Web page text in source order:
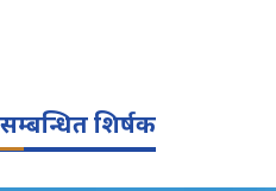
सम्बन्धित शिर्षक